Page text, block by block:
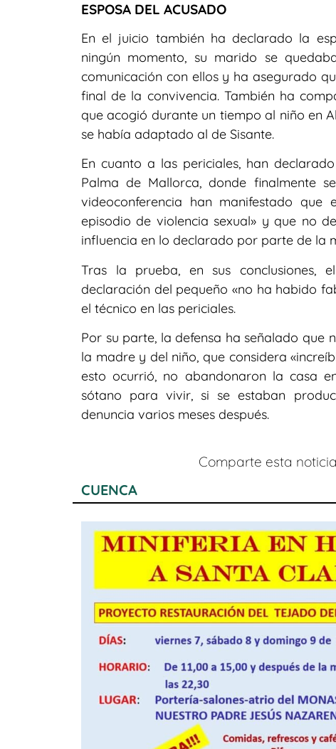
ESPOSA DEL ACUSADO
En el juicio también ha declarado la
ningún momento, su marido se
comunicación con ellos y ha asegurado
final de la convivencia. También ha
que acogió durante un tiempo al niño en
se había adaptado al de Sisante.
En cuanto a las periciales, han
Palma de Mallorca, donde finalmente
videoconferencia han manifestado
episodio de violencia sexual» y que no
influencia en lo declarado por parte de la
Tras la prueba, en sus conclusiones,
declaración del pequeño «no ha habido
el técnico en las periciales.
Por su parte, la defensa ha señalado que
la madre y del niño, que considera
esto ocurrió, no abandonaron la casa
sótano para vivir, si se estaban
denuncia varios meses después.
Comparte esta
CUENCA